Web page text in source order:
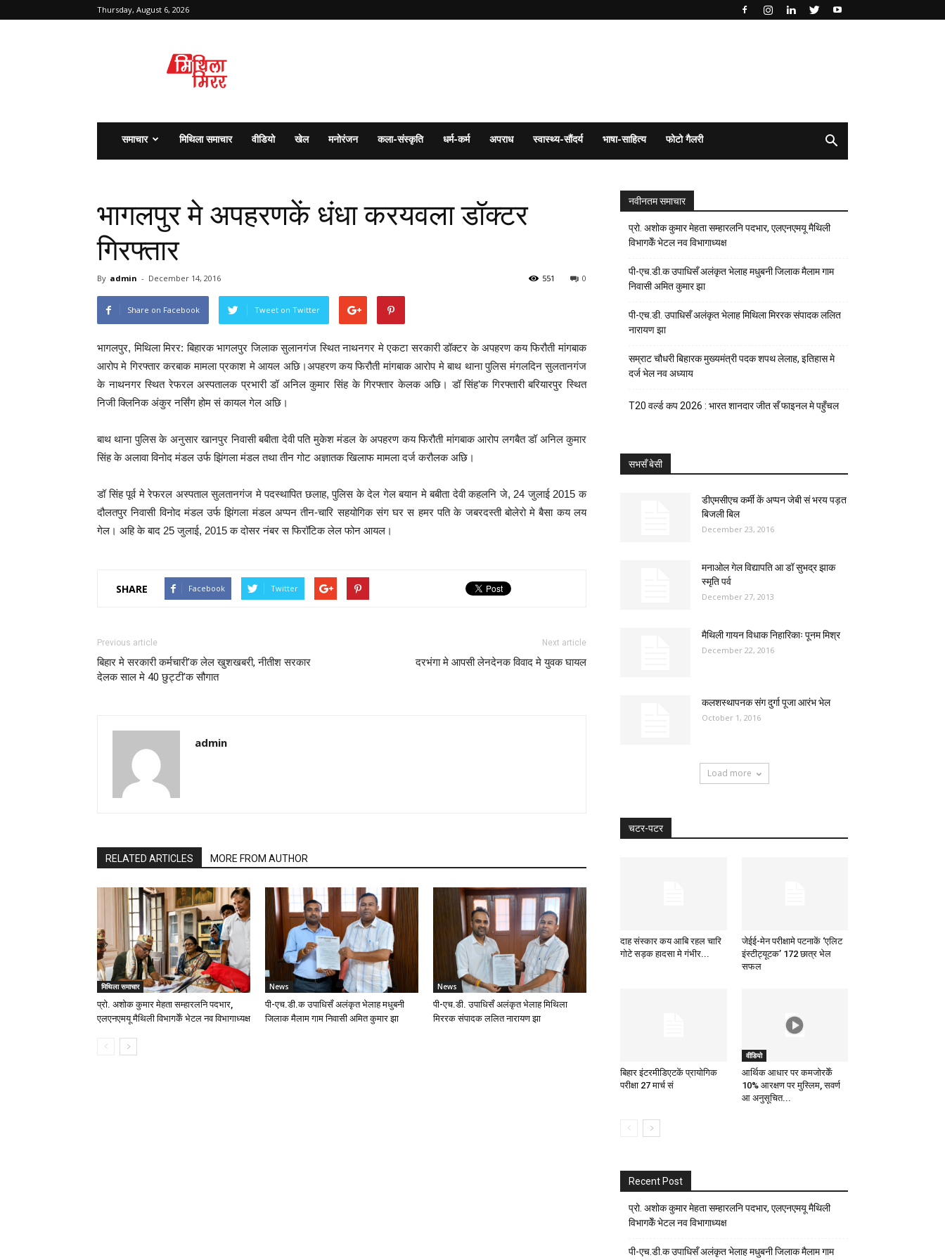
Thursday, August 6, 2026
समाचार मिथिला समाचार वीडियो खेल मनोरंजन कला-संस्कृति धर्म-कर्म अपराध स्वास्थ्य-सौंदर्य भाषा-साहित्य फोटो गैलरी
भागलपुर मे अपहरणकें धंधा करयवला डॉक्टर
गिरफ्तार
By admin - December 14, 2016 0
551
Share on Facebook Tweet on Twitter
भागलपुर, मिथिला मिरर: बिहारक भागलपुर जिलाक सुलानगंज स्थित नाथनगर मे एकटा सरकारी डॉक्टर के अपहरण कय फिरौती मांगबाक
आरोप मे गिरफ्तार करबाक मामला प्रकाश मे आयल अछि।अपहरण कय फिरौती मांगबाक आरोप मे बाथ थाना पुलिस मंगलदिन सुलतानगंज
के नाथनगर स्थित रेफरल अस्पतालक प्रभारी डॉ अनिल कुमार सिंह के गिरफ्तार केलक अछि। डॉ सिंह’क गिरफ्तारी बरियारपुर स्थित
निजी क्लिनिक अंकुर नर्सिंग होम सं कायल गेल अछि।
बाथ थाना पुलिस के अनुसार खानपुर निवासी बबीता देवी पति मुकेश मंडल के अपहरण कय फिरौती मांगबाक आरोप लगबैत डॉ अनिल कुमार
सिंह के अलावा विनोद मंडल उर्फ झिंगला मंडल तथा तीन गोट अज्ञातक खिलाफ मामला दर्ज करौलक अछि।
डॉ सिंह पूर्व मे रेफरल अस्पताल सुलतानगंज मे पदस्थापित छलाह, पुलिस के देल गेल बयान मे बबीता देवी कहलनि जे, 24 जुलाई 2015 क
दौलतपुर निवासी विनोद मंडल उर्फ झिंगला मंडल अप्पन तीन-चारि सहयोगिक संग घर स हमर पति के जबरदस्ती बोलेरो मे बैसा कय लय
गेल। अहि के बाद 25 जुलाई, 2015 क दोसर नंबर स फिरॉटिक लेल फोन आयल।
SHARE Facebook Twitter
Previous article
बिहार मे सरकारी कर्मचारी’क लेल खुशखबरी, नीतीश सरकार
देलक साल मे 40 छुट्टी’क सौगात
Next article
दरभंगा मे आपसी लेनदेनक विवाद मे युवक घायल
admin
RELATED ARTICLES MORE FROM AUTHOR
मिथिला समाचार
प्रो. अशोक कुमार मेहता सम्हारलनि पदभार,
एलएनएमयू मैथिली विभागकेँ भेटल नव विभागाध्यक्ष
News
पी-एच.डी.क उपाधिसँ अलंकृत भेलाह मधुबनी
जिलाक मैलाम गाम निवासी अमित कुमार झा
News
पी-एच.डी. उपाधिसँ अलंकृत भेलाह मिथिला
मिररक संपादक ललित नारायण झा
नवीनतम समाचार
प्रो. अशोक कुमार मेहता सम्हारलनि पदभार, एलएनएमयू मैथिली
विभागकेँ भेटल नव विभागाध्यक्ष
पी-एच.डी.क उपाधिसँ अलंकृत भेलाह मधुबनी जिलाक मैलाम गाम
निवासी अमित कुमार झा
पी-एच.डी. उपाधिसँ अलंकृत भेलाह मिथिला मिररक संपादक ललित
नारायण झा
सम्राट चौधरी बिहारक मुख्यमंत्री पदक शपथ लेलाह, इतिहास मे
दर्ज भेल नव अध्याय
T20 वर्ल्ड कप 2026 : भारत शानदार जीत सँ फाइनल मे पहुँचल
सभसँ बेसी
डीएमसीएच कर्मी कें अप्पन जेबी सं भरय पड़त
बिजली बिल
December 23, 2016
मनाओल गेल विद्यापति आ डॉ सुभद्र झाक
स्मृति पर्व
December 27, 2013
मैथिली गायन विधाक निहारिकाः पूनम मिश्र
December 22, 2016
कलशस्थापनक संग दुर्गा पूजा आरंभ भेल
October 1, 2016
Load more
चटर-पटर
दाह संस्कार कय आबि रहल चारि
गोटे सड़क हादसा मे गंभीर...
जेईई-मेन परीक्षामे पटनाकें ‘एलिट
इंस्टीट्यूटक’ 172 छात्र भेल
सफल
बिहार इंटरमीडिएटकें प्रायोगिक
परीक्षा 27 मार्च सं
वीडियो
आर्थिक आधार पर कमजोरकेँ
10% आरक्षण पर मुस्लिम, सवर्ण
आ अनुसूचित...
Recent Post
प्रो. अशोक कुमार मेहता सम्हारलनि पदभार, एलएनएमयू मैथिली
विभागकेँ भेटल नव विभागाध्यक्ष
पी-एच.डी.क उपाधिसँ अलंकृत भेलाह मधुबनी जिलाक मैलाम गाम